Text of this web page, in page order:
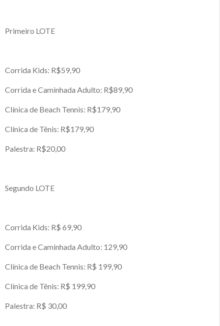
Primeiro LOTE
Corrida Kids: R$59,90
Corrida e Caminhada Adulto: R$89,90
Clínica de Beach Tennis: R$179,90
Clínica de Tênis: R$179,90
Palestra: R$20,00
Segundo LOTE
Corrida Kids: R$ 69,90
Corrida e Caminhada Adulto: 129,90
Clínica de Beach Tennis: R$ 199,90
Clínica de Tênis: R$ 199,90
Palestra: R$ 30,00